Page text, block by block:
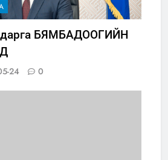
дарга БЯМБАДООГИЙН
24 0